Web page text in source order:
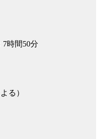
7時間50分
る）